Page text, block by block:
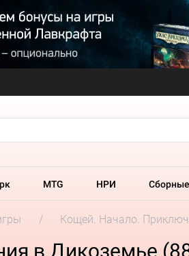
MTG НРИ
Кощей. Начало.
в Дикоземье